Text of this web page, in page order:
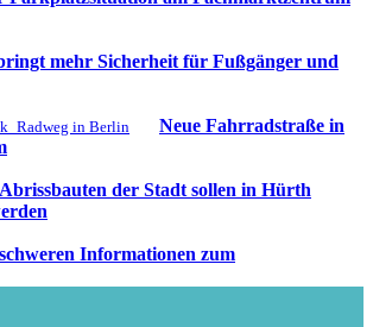
mehr Sicherheit für Fußgänger und
in Berlin
Neue Fahrradstraße in
der Stadt sollen in Hürth
Informationen zum